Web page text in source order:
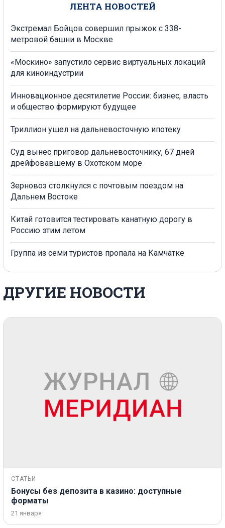
ЛЕНТА НОВОСТЕЙ
Экстремал Бойцов совершил прыжок с 338-
метровой башни в Москве
«Москино» запустило сервис виртуальных локаций
для киноиндустрии
Инновационное десятилетие России: бизнес, власть
и общество формируют будущее
Триллион ушел на дальневосточную ипотеку
Суд вынес приговор дальневосточнику, 67 дней
дрейфовавшему в Охотском море
Зерновоз столкнулся с почтовым поездом на
Дальнем Востоке
Китай готовится тестировать канатную дорогу в
Россию этим летом
Группа из семи туристов пропала на Камчатке
ДРУГИЕ НОВОСТИ
СТАТЬИ
Бонусы без депозита в казино: доступные
форматы
21 января